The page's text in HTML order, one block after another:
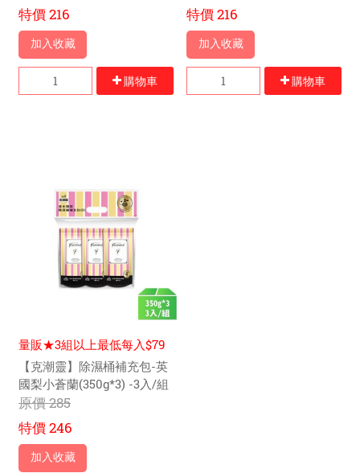
特價216
加入收藏
購物車
特價216
加入收藏
購物車
量販★3組以上最低每入$79
元【克潮靈】除濕桶補充包-英
國梨小蒼蘭(350g*3) -3入/組
原價285
特價246
加入收藏